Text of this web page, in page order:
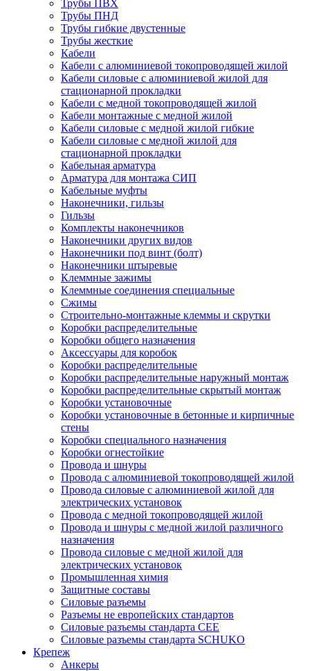
Трубы ПВХ
Трубы ПНД
Трубы гибкие двустенные
Трубы жесткие
Кабели
Кабели с алюминиевой токопроводящей жилой
Кабели силовые с алюминиевой жилой для
стационарной прокладки
Кабели с медной токопроводящей жилой
Кабели монтажные с медной жилой
Кабели силовые с медной жилой гибкие
Кабели силовые с медной жилой для
стационарной прокладки
Кабельная арматура
Арматура для монтажа СИП
Кабельные муфты
Наконечники, гильзы
Гильзы
Комплекты наконечников
Наконечники других видов
Наконечники под винт (болт)
Наконечники штыревые
Клеммные зажимы
Клеммные соединения специальные
Сжимы
Строительно-монтажные клеммы и скрутки
Коробки распределительные
Коробки общего назначения
Аксессуары для коробок
Коробки распределительные
Коробки распределительные наружный монтаж
Коробки распределительные скрытый монтаж
Коробки установочные
Коробки установочные в бетонные и кирпичные
стены
Коробки специального назначения
Коробки огнестойкие
Провода и шнуры
Провода с алюминиевой токопроводящей жилой
Провода силовые с алюминиевой жилой для
электрических установок
Провода с медной токопроводящей жилой
Провода и шнуры с медной жилой различного
назначения
Провода силовые с медной жилой для
электрических установок
Промышленная химия
Защитные составы
Силовые разъемы
Разъемы не европейских стандартов
Силовые разъемы стандарта CEE
Силовые разъемы стандарта SCHUKO
Крепеж
Анкеры